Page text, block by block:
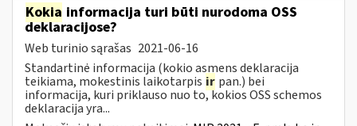
Kokia informacija turi būti nurodoma OSS
deklaracijose?
Web turinio sąrašas 2021-06-16
Standartinė informacija (kokio asmens deklaracija
teikiama, mokestinis laikotarpis ir pan.) bei
informacija, kuri priklauso nuo to, kokios OSS schemos
deklaracija yra...